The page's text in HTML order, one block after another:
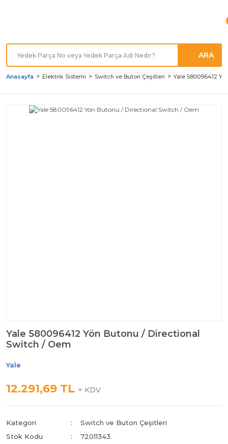
ARA
Anasayfa Elektrik Sistemi Switch ve Buton Çeşitleri Yale 580096412
Yale 580096412 Yön Butonu / Directional
Switch / Oem
Yale
12.291,69 TL + KDV
Kategori
Switch ve Buton Çeşitleri
Stok Kodu
72011343.